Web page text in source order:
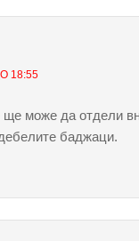
18:55
ще може да отдели
баджаци.